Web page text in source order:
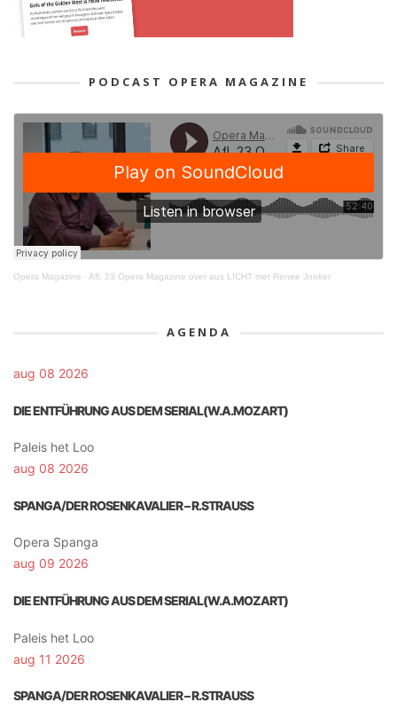
PODCAST OPERA MAGAZINE
Opera Magazine · Afl. 23 Opera Magazine over aus LICHT met Renee Jonker
AGENDA
aug 08 2026
DIE ENTFÜHRUNG AUS DEM SERIAL(W.A.MOZART)
Paleis het Loo
aug 08 2026
SPANGA/DER ROSENKAVALIER – R.STRAUSS
Opera Spanga
aug 09 2026
DIE ENTFÜHRUNG AUS DEM SERIAL(W.A.MOZART)
Paleis het Loo
aug 11 2026
SPANGA/DER ROSENKAVALIER – R.STRAUSS